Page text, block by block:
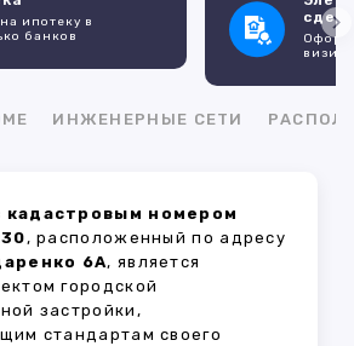
ипотеку в
банков
ИНЖЕНЕРНЫЕ СЕТИ
номером
, расположенный по адресу
6А, является
городской
застройки,
стандартам своего